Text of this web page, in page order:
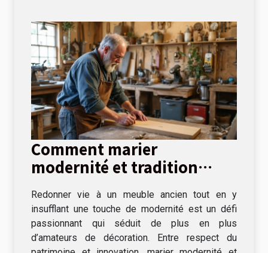
Comment marier
modernité et tradition
meubles ?
Redonner vie à un meuble ancien tout en y
insufflant une touche de modernité est un défi
passionnant qui séduit de plus en plus
d’amateurs de décoration. Entre respect du